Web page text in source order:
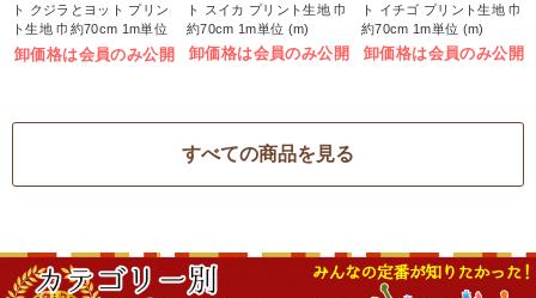
ト クジラとヨット プリン
ト生地 巾約70cm 1m単位
(m)
卸価格は会員のみ公開
ト スイカ プリント生地 巾
約70cm 1m単位 (m)
卸価格は会員のみ公開
ト イチゴ プリント生地 巾
約70cm 1m単位 (m)
卸価格は会員のみ公開
すべての商品を見る